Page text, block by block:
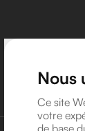
Nous
Ce site
votre
de base